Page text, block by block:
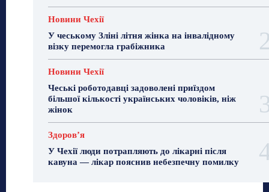
Новини Чехії
У чеському Зліні літня жінка на інвалідному
візку перемогла грабіжника
Новини Чехії
Чеські роботодавці задоволені приїздом
більшої кількості українських чоловіків, ніж
жінок
Здоровʼя
У Чехії люди потрапляють до лікарні після
кавуна — лікар пояснив небезпечну помилку